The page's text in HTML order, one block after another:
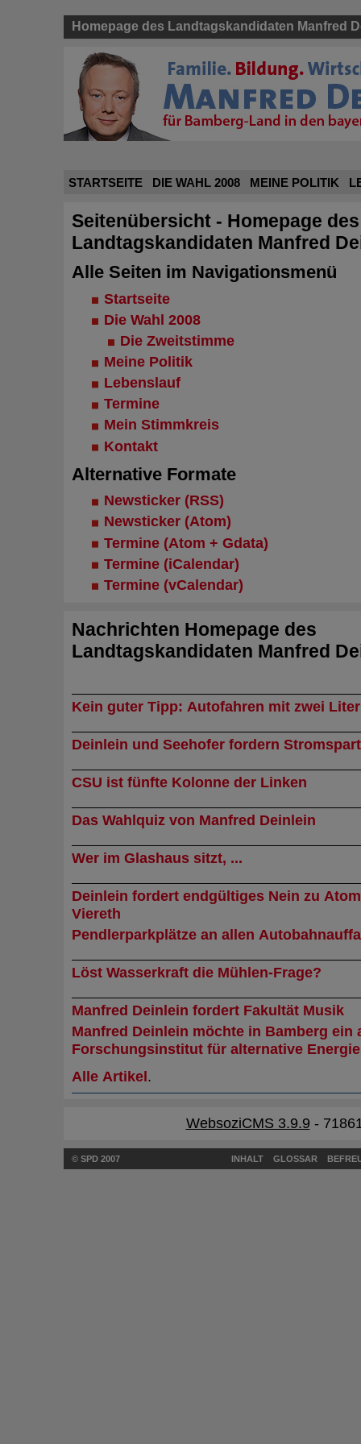
Homepage des Landtagskandidaten Manfred
STARTSEITE DIE WAHL 2008 MEINE POLITIK
Seitenübersicht - Homepage des
Landtagskandidaten Manfred
Alle Seiten im Navigationsmenü
Startseite
Die Wahl 2008
Die Zweitstimme
Meine Politik
Lebenslauf
Termine
Mein Stimmkreis
Kontakt
Alternative Formate
Newsticker (RSS)
Newsticker (Atom)
Termine (Atom + Gdata)
Termine (iCalendar)
Termine (vCalendar)
Nachrichten Homepage des
Landtagskandidaten Manfred
Kein guter Tipp: Autofahren mit zwei
Deinlein und Seehofer fordern
CSU ist fünfte Kolonne der Linken
Das Wahlquiz von Manfred Deinlein
Wer im Glashaus sitzt, ...
Deinlein fordert endgültiges Nein zu
Viereth
Pendlerparkplätze an allen
Löst Wasserkraft die Mühlen-Frage?
Manfred Deinlein fordert Fakultät Musik
Manfred Deinlein möchte in Bamberg ein
Forschungsinstitut für alternative
Alle Artikel.
WebsoziCMS 3.9.9 -
© SPD 2007 INHALT GLOSSAR